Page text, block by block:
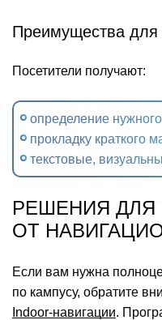
Преимущества для
Посетители получают:
определение
прокладку краткого
текстовые,
РЕШЕНИЯ ДЛЯ
ОТ
Если вам нужна
по кампусу, обратите
Indoor-навигации.